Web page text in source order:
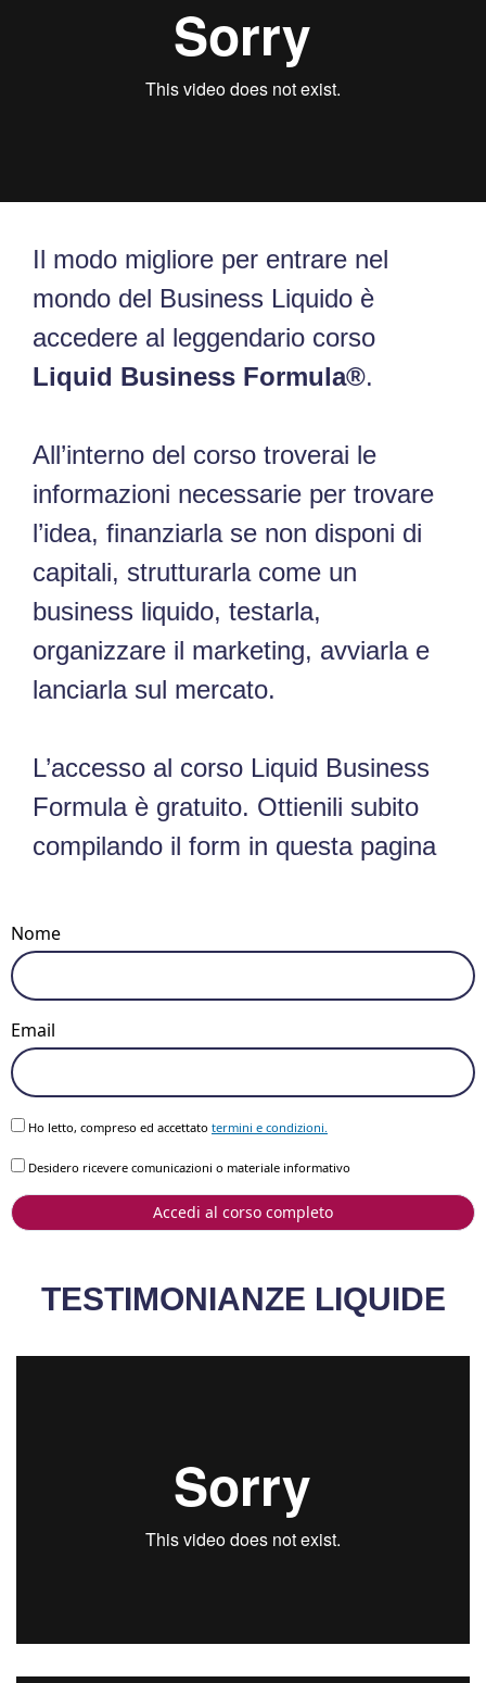
Il modo migliore per entrare nel
mondo del Business Liquido è
accedere al leggendario corso
Liquid Business Formula®.
All’interno del corso troverai le
informazioni necessarie per trovare
l’idea, finanziarla se non disponi di
capitali, strutturarla come un
business liquido, testarla,
organizzare il marketing, avviarla e
lanciarla sul mercato.
L’accesso al corso Liquid Business
Formula è gratuito. Ottienili subito
compilando il form in questa pagina
Nome
Email
Ho letto, compreso ed accettato termini e condizioni.
Desidero ricevere comunicazioni o materiale informativo
Accedi al corso completo
TESTIMONIANZE LIQUIDE